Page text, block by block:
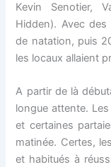
Kevin Senotier,
Hidden). Avec
de natation, puis
les locaux allaient
A partir de là
longue attente.
et certaines
matinée. Certes,
et habitués à